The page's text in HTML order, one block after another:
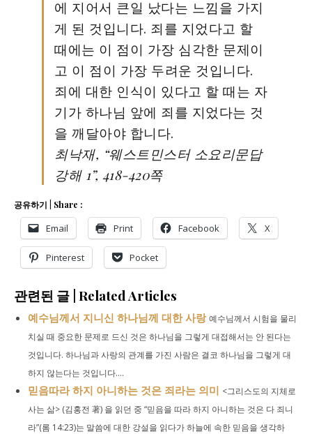
에 지어서 큰일 났다는 느낌을 가지
게 된 것입니다. 죄를 지었다고 할
때에는 이 점이 가장 심각한 문제이
고 이 점이 가장 두려운 것입니다.
죄에 대한 인식이 있다고 할 때는 자
기가 하나님 앞에 죄를 지었다는 것
을 깨달아야 합니다.
최낙재, “웨스트민스터 소요리문답
강해 1”, 418-420쪽
공유하기 | Share :
Email Print Facebook X
Pinterest Pocket
관련된 글 | Related Articles
예수님께서 지니신 하나님께 대한 사랑 예수님께서 시험을 물리
치실 때 중요한 문제로 드신 것은 하나님을 그렇게 대접해서는 안 된다는
것입니다. 하나님과 사랑의 관계를 가진 사람은 결코 하나님을 그렇게 대
하지 않는다는 것입니다....
믿음따라 하지 아니하는 것은 죄라는 의미 <그리스도의 지체로
사는 삶> (김홍전 著) 을 읽던 중 “믿음을 따라 하지 아니하는 것은 다 죄니
라”(롬 14:23)는 말씀에 대한 강설을 읽다가 하늘에 속한 믿음을 생각하